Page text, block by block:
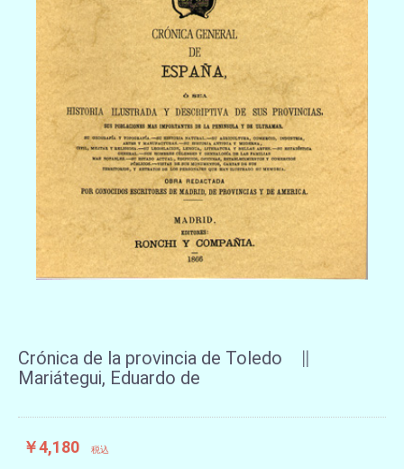
Crónica de la provincia de Toledo ∥
Mariátegui, Eduardo de
￥4,180 税込